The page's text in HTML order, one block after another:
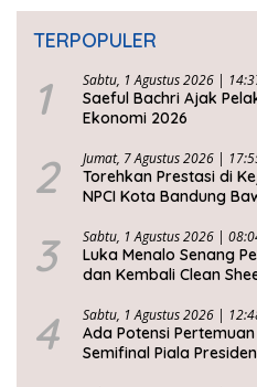
TERPOPULER
1 Sabtu, 1 Agustus 2026 |
Saeful Bachri Ajak
Ekonomi 2026
2 Jumat, 7 Agustus 2026 |
Torehkan Prestasi di
NPCI Kota Bandung
3 Sabtu, 1 Agustus 2026 |
Luka Menalo Senang
dan Kembali Clean
4 Sabtu, 1 Agustus 2026 |
Ada Potensi
Semifinal Piala